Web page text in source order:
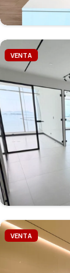
VENTA
VENTA